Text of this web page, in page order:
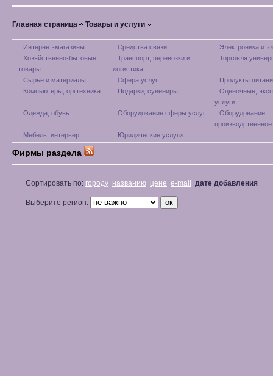
Главная страница Товары и услуги
Интернет-магазины Средства связи
Электроника и
Хозяйственно-бытовые
товары
Транспорт, перевозки и
логистика
Торговля
Сырье и материалы Сфера услуг
Продукты
Компьютеры, оргтехника
Подарки, сувениры
Оценочные,
услуги
Одежда, обувь
Оборудование сферы услуг
Оборудование
производственное
Мебель, интерьер
Юридические услуги
Фирмы раздела
Сортировать по: городу названию цене e-mail дате добавления
Выберите регион: